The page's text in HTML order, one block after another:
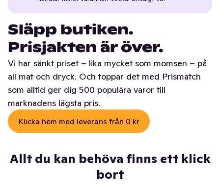
Släpp butiken.
Prisjakten är över.
Vi har sänkt priset – lika mycket som momsen – på
all mat och dryck. Och toppar det med Prismatch
som alltid ger dig 500 populära varor till
marknadens lägsta pris.
Klicka hem med leverans från 0 kr
Allt du kan behöva finns ett klick
bort